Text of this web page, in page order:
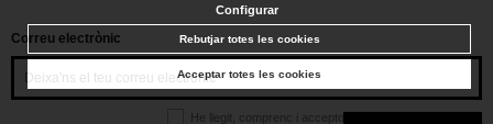
Correu electrònic
He llegit, comprenc i accepto la
Configurar
Rebutjar totes les cookies
Acceptar totes les cookies